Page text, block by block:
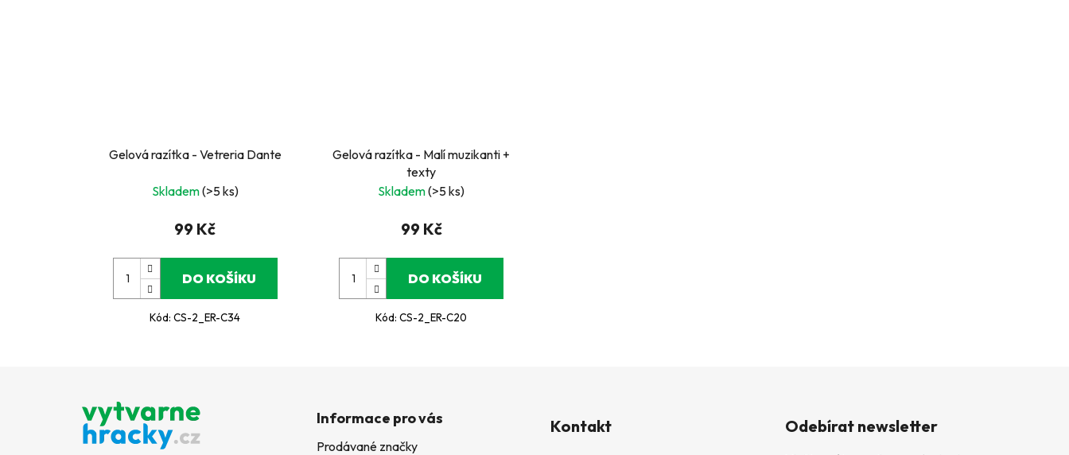
Gelová razítka - Vetreria Dante
Skladem(>5 ks)
99 Kč
DO KOŠÍKU
Kód:CS-2_ER-C34
Gelová razítka - Malí muzikanti +
texty
Skladem(>5 ks)
99 Kč
DO KOŠÍKU
Kód:CS-2_ER-C20
Informace pro vás
Prodávané značky
Kontakt Odebírat newsletter